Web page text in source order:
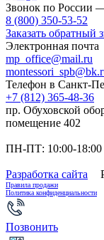
Звонок по России
8 (800) 350-53-52
Заказать обратный
Электронная почта
mp_office@mail.ru
Телефон в Санкт-
+7 (812) 365-48-36
пр. Обуховской
помещение 402
ПН-ПТ: 10:00-
Разработка сайта
Правила продажи
Политика конфиденциальности
Позвонить